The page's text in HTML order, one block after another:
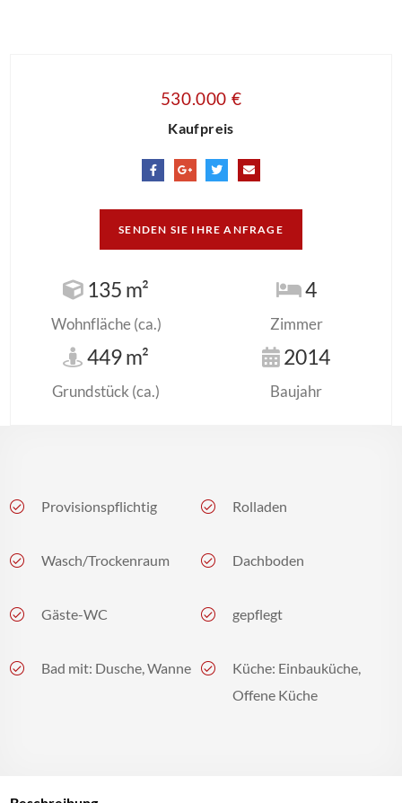
530.000 €
Kaufpreis
SENDEN SIE IHRE ANFRAGE
135 m²
Wohnfläche (ca.)
4
Zimmer
449 m²
Grundstück (ca.)
2014
Baujahr
Provisionspflichtig Rolladen
Wasch/Trockenraum Dachboden
Gäste-WC gepflegt
Bad mit: Dusche, Wanne
Küche: Einbauküche,
Offene Küche